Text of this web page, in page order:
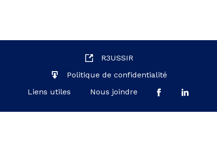
R3USSIR
Politique de confidentialité
Liens utiles
Nous joindre